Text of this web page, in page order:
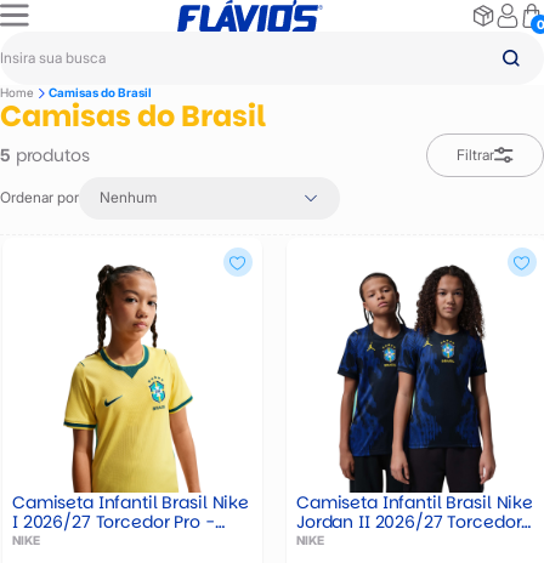
0
Home Camisas do Brasil
Camisas do Brasil
5 produtos Filtrar
Ordenar por Nenhum
Camiseta Infantil Brasil Nike
I 2026/27 Torcedor Pro -
IO2231-724
NIKE
Camiseta Infantil Brasil Nike
Jordan II 2026/27 Torcedor
Pro - IU1080-417
NIKE